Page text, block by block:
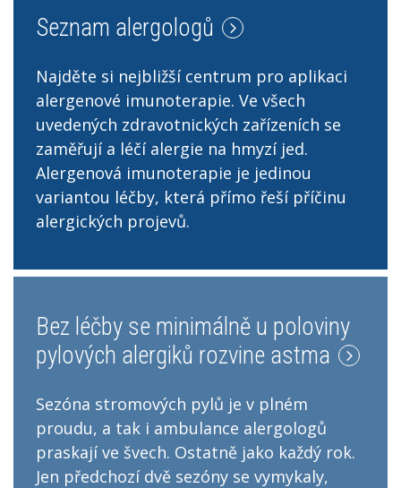
Seznam alergologů
Najděte si nejbližší centrum pro aplikaci
alergenové imunoterapie. Ve všech
uvedených zdravotnických zařízeních se
zaměřují a léčí alergie na hmyzí jed.
Alergenová imunoterapie je jedinou
variantou léčby, která přímo řeší příčinu
alergických projevů.
Bez léčby se minimálně u poloviny
pylových alergiků rozvine astma
Sezóna stromových pylů je v plném
proudu, a tak i ambulance alergologů
praskají ve švech. Ostatně jako každý rok.
Jen předchozí dvě sezóny se vymykaly,